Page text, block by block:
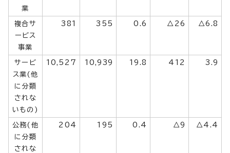
業
複合サ
ービス
事業
381 355 0.6 △26 △6.8
サービ
ス業(他
に分類
されな
いもの)
10,527 10,939 19.8 412 3.9
公務(他
に分類
されな
204 195 0.4 △9 △4.4